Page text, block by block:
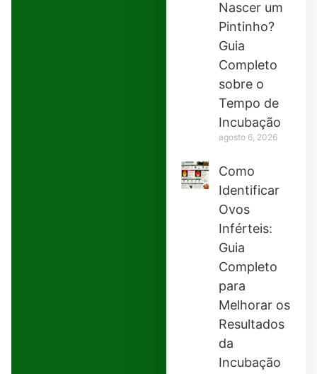
Nascer um
Pintinho?
Guia
Completo
sobre o
Tempo de
Incubação
agosto 6, 2026
Como
Identificar
Ovos
Inférteis:
Guia
Completo
para
Melhorar os
Resultados
da
Incubação